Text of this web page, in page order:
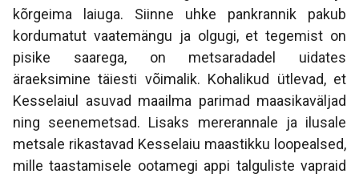
kõrgeima laiuga. Siinne uhke pankrannik pakub
kordumatut vaatemängu ja olgugi, et tegemist on
pisike saarega, on metsaradadel uidates
äraeksimine täiesti võimalik. Kohalikud ütlevad, et
Kesselaiul asuvad maailma parimad maasikaväljad
ning seenemetsad. Lisaks mererannale ja ilusale
metsale rikastavad Kesselaiu maastikku loopealsed,
mille taastamisele ootamegi appi talguliste vapraid